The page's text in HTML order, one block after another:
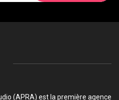
(APRA) est la première agence